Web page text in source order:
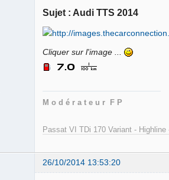
Sujet : Audi TTS 2014
Cliquer sur l'image ...
M o d é r a t e u r F P
Passat VI TDi 170 Variant - Highline
26/10/2014 13:53:20